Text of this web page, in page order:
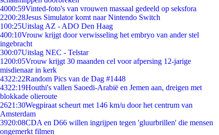
4000:59Vinted-foto's van vrouwen massaal gedeeld op seksfora
2200:28Jesus Simulator komt naar Nintendo Switch
100:25Uitslag AZ - ADO Den Haag
400:10Vrouw krijgt door verwisseling het embryo van ander stel
ingebracht
300:07Uitslag NEC - Telstar
1200:05Vrouw krijgt 30 maanden cel voor afpersing 12-jarige
misdienaar in kerk
4322:22Random Pics van de Dag #1448
4322:19Houthi's vallen Saoedi-Arabië en Jemen aan, dreigen met
blokkade olieroute
2621:30Wegpiraat scheurt met 146 km/u door het centrum van
Amsterdam
3920:08CDA en D66 willen ingrijpen tegen 'gluurbrillen' die mensen
ongemerkt filmen